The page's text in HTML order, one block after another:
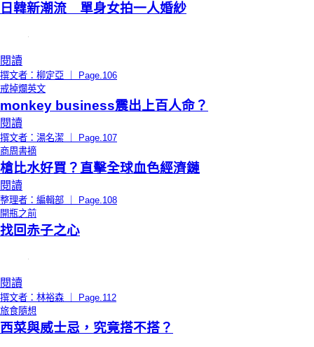
日韓新潮流 單身女拍一人婚紗
閱讀
撰文者：柳定亞 ｜ Page.106
戒掉爛英文
monkey business震出上百人命？
閱讀
撰文者：湯名潔 ｜ Page.107
商周書摘
槍比水好買？直擊全球血色經濟鏈
閱讀
整理者：編輯部 ｜ Page.108
開瓶之前
找回赤子之心
閱讀
撰文者：林裕森 ｜ Page.112
旅食隨想
西菜與威士忌，究竟搭不搭？